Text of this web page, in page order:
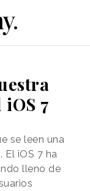
7
se leen una
El iOS 7 ha
lleno de